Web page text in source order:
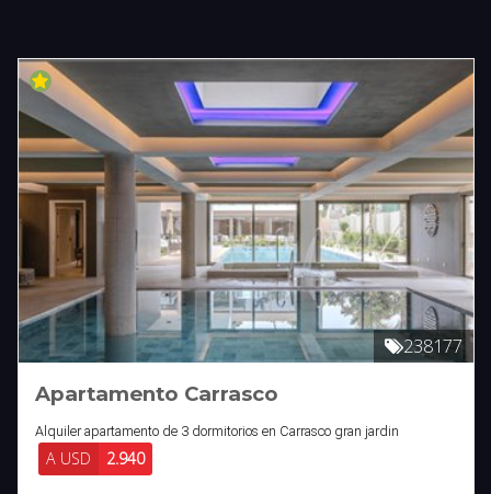
238177
Apartamento Carrasco
Alquiler apartamento de 3 dormitorios en Carrasco gran jardin
A USD 2.940